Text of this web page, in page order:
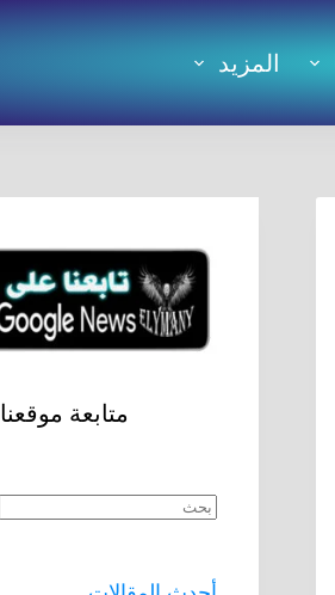
المزيد
متابعة موقعنا